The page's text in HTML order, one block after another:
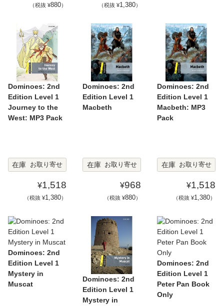
（税抜 ¥880） （税抜 ¥1,380）
Dominoes: 2nd
Edition Level 1
Journey to the
West: MP3 Pack
在庫 お取り寄せ
¥1,518
（税抜 ¥1,380）
Dominoes: 2nd
Edition Level 1
Macbeth
在庫 お取り寄せ
¥968
（税抜 ¥880）
Dominoes: 2nd
Edition Level 1
Macbeth: MP3
Pack
在庫 お取り寄せ
¥1,518
（税抜 ¥1,380）
Dominoes: 2nd
Edition Level 1
Mystery in
Muscat
Dominoes: 2nd
Edition Level 1
Mystery in
Dominoes: 2nd
Edition Level 1
Peter Pan Book
Only